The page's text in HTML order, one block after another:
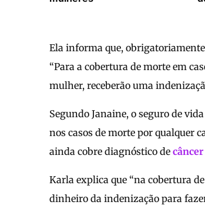
Ela informa que,
“Para a cobertura de morte em
mulher, receberão uma
Segundo Janaine, o seguro de
nos casos de morte por qualquer
ainda cobre diagnóstico de
Karla explica que “na cobertura
dinheiro da indenização para